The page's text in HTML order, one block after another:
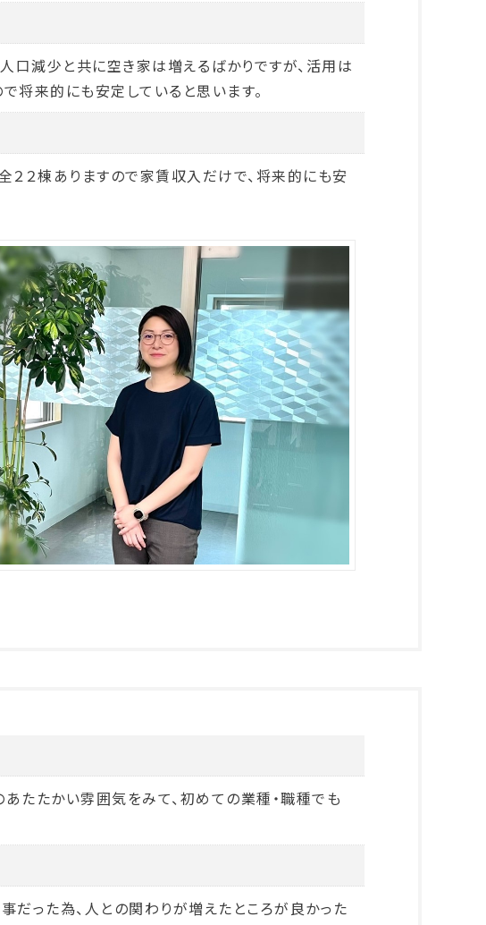
口減少と共に空き家は増えるばかりですが、活用は
将来的にも安定していると思います。
２２棟ありますので家賃収入だけで、将来的にも安
たたかい雰囲気をみて、初めての業種・職種でも
だった為、人との関わりが増えたところが良かった